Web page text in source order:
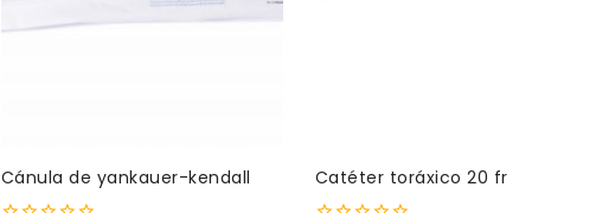
Cánula de yankauer-kendall Catéter toráxico 20 fr